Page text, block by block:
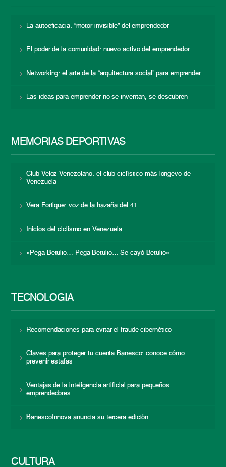
La autoeficacia: “motor invisible” del emprendedor
El poder de la comunidad: nuevo activo del emprendedor
Networking: el arte de la “arquitectura social” para emprender
Las ideas para emprender no se inventan, se descubren
MEMORIAS DEPORTIVAS
Club Veloz Venezolano: el club ciclístico más longevo de
Venezuela
Vera Fortique: voz de la hazaña del 41
Inicios del ciclismo en Venezuela
«Pega Betulio… Pega Betulio… Se cayó Betulio»
TECNOLOGÍA
Recomendaciones para evitar el fraude cibernético
Claves para proteger tu cuenta Banesco: conoce cómo
prevenir estafas
Ventajas de la inteligencia artificial para pequeños
emprendedores
BanescoInnova anuncia su tercera edición
CULTURA